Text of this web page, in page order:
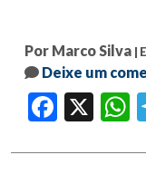
Por Marco Silva |
Deixe um
Facebook